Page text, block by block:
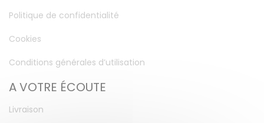
Politique de confidentialité
Cookies
Conditions générales d’utilisation
A VOTRE ÉCOUTE
Livraison